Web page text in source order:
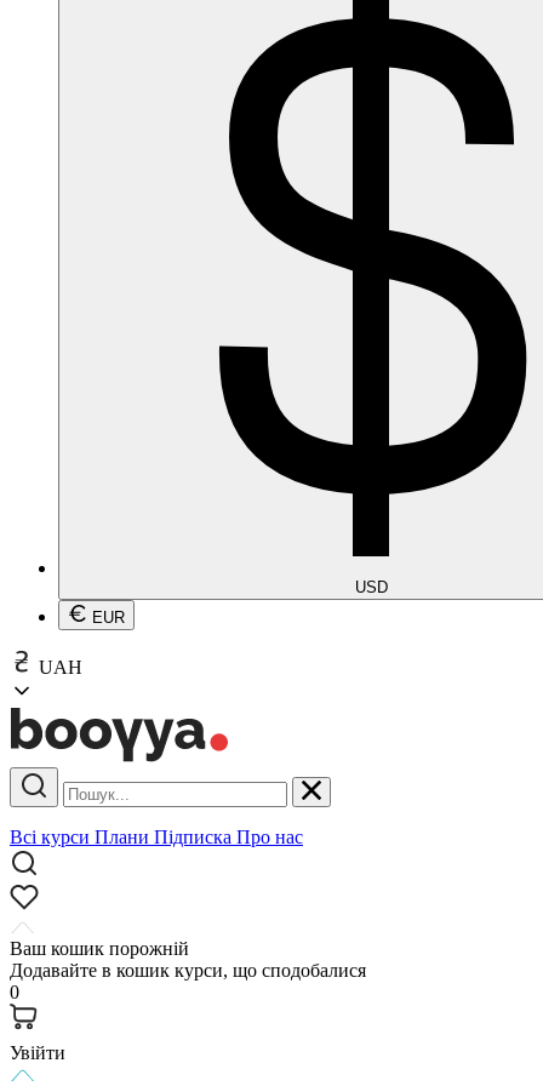
USD
EUR
UAH
Всі курси Плани Підписка Про нас
Ваш кошик порожній
Додавайте в кошик курси, що сподобалися
0
Увійти